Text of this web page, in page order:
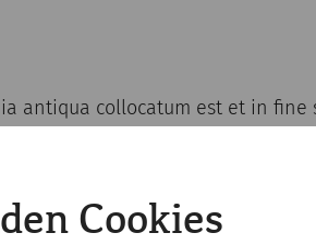
Cookies
antiqua collocatum est et in fine
utrimque portarum XXV
tredecim milia hominum